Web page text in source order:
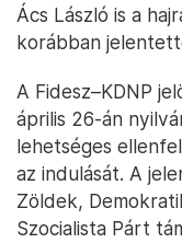
Ács László is a
korábban
A Fidesz–KDNP
április 26-án
lehetséges
az indulását. A
Zöldek,
Szocialista Párt